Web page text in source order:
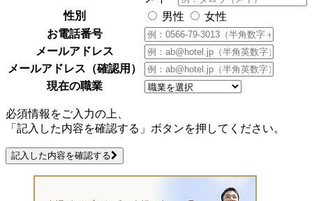
性別
男性
女性
お電話番号
メールアドレス
メールアドレス（確認用）
現在の職業
必須情報をご入力の上、
「記入した内容を確認する」ボタンを押してください。
記入した内容を確認する